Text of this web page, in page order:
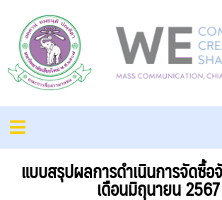
แบบสรุปผลการดำเนินการจัดซื้อ
เดือนมิถุนายน 2567